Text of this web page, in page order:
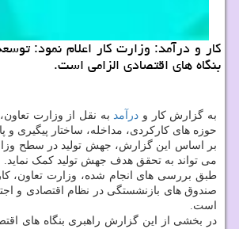
كار و درآمد: وزارت كار اعلام نمود:
بنگاه های اقتصادی الزامی است.
به گزارش کار و درآمد
حوزه های کارکردی، مداخله، ساختار پیگیری
بر اساس این گزارش، جهش تولید در سطح
می تواند به تحقق هدف جهش تولید کمک نماید.
طبق بررسی های انجام شده، وزارت تعاون،
صندوق های بازنشستگی در نظام اقتصادی و
است.
در بخشی از این گزارش راهبری بنگاه های